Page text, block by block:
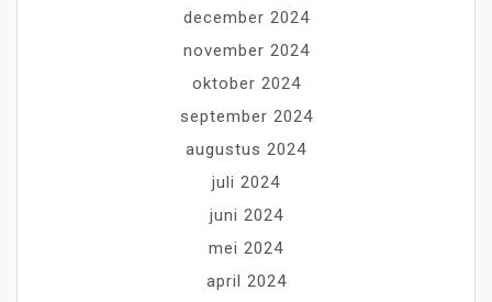
december 2024
november 2024
oktober 2024
september 2024
augustus 2024
juli 2024
juni 2024
mei 2024
april 2024